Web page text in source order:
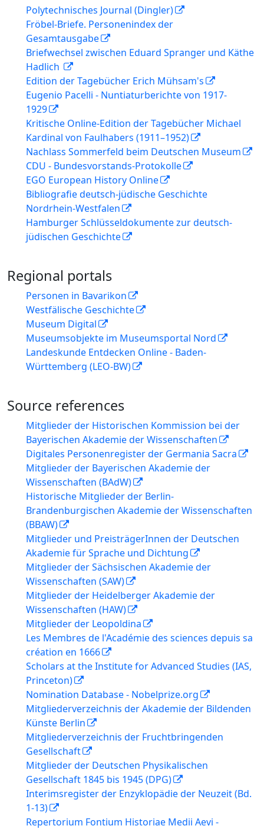
Polytechnisches Journal (Dingler)
Fröbel-Briefe. Personenindex der
Gesamtausgabe
Briefwechsel zwischen Eduard Spranger und Käthe
Hadlich
Edition der Tagebücher Erich Mühsam's
Eugenio Pacelli - Nuntiaturberichte von 1917-
1929
Kritische Online-Edition der Tagebücher Michael
Kardinal von Faulhabers (1911–1952)
Nachlass Sommerfeld beim Deutschen Museum
CDU - Bundesvorstands-Protokolle
EGO European History Online
Bibliografie deutsch-jüdische Geschichte
Nordrhein-Westfalen
Hamburger Schlüsseldokumente zur deutsch-
jüdischen Geschichte
Regional portals
Personen in Bavarikon
Westfälische Geschichte
Museum Digital
Museumsobjekte im Museumsportal Nord
Landeskunde Entdecken Online - Baden-
Württemberg (LEO-BW)
Source references
Mitglieder der Historischen Kommission bei der
Bayerischen Akademie der Wissenschaften
Digitales Personenregister der Germania Sacra
Mitglieder der Bayerischen Akademie der
Wissenschaften (BAdW)
Historische Mitglieder der Berlin-
Brandenburgischen Akademie der Wissenschaften
(BBAW)
Mitglieder und PreisträgerInnen der Deutschen
Akademie für Sprache und Dichtung
Mitglieder der Sächsischen Akademie der
Wissenschaften (SAW)
Mitglieder der Heidelberger Akademie der
Wissenschaften (HAW)
Mitglieder der Leopoldina
Les Membres de l'Académie des sciences depuis sa
création en 1666
Scholars at the Institute for Advanced Studies (IAS,
Princeton)
Nomination Database - Nobelprize.org
Mitgliederverzeichnis der Akademie der Bildenden
Künste Berlin
Mitgliederverzeichnis der Fruchtbringenden
Gesellschaft
Mitglieder der Deutschen Physikalischen
Gesellschaft 1845 bis 1945 (DPG)
Interimsregister der Enzyklopädie der Neuzeit (Bd.
1-13)
Repertorium Fontium Historiae Medii Aevi -